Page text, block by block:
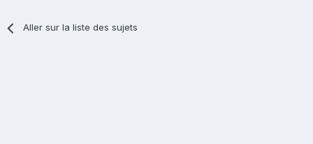
Aller sur la liste des sujets